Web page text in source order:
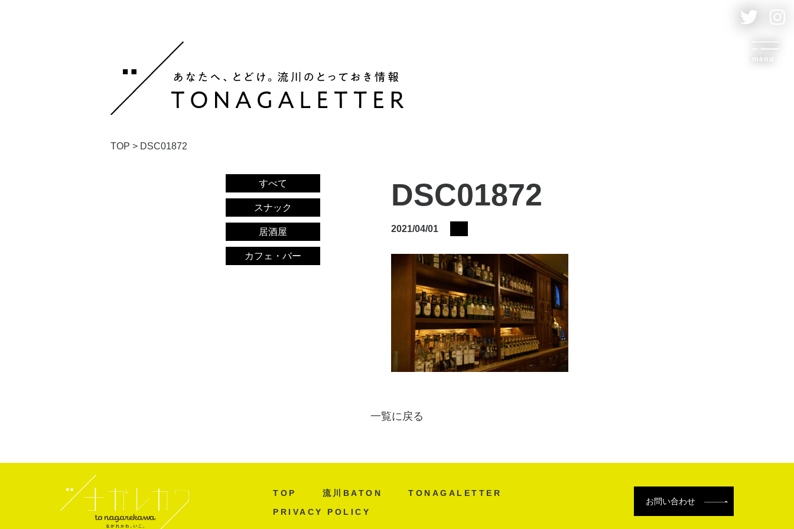
menu
TOP > DSC01872
すべて
スナック
居酒屋
カフェ・バー
DSC01872
2021/04/01
一覧に戻る
TOP 流川BATON
TONAGALETTER
PRIVACY POLICY
お問い合わせ